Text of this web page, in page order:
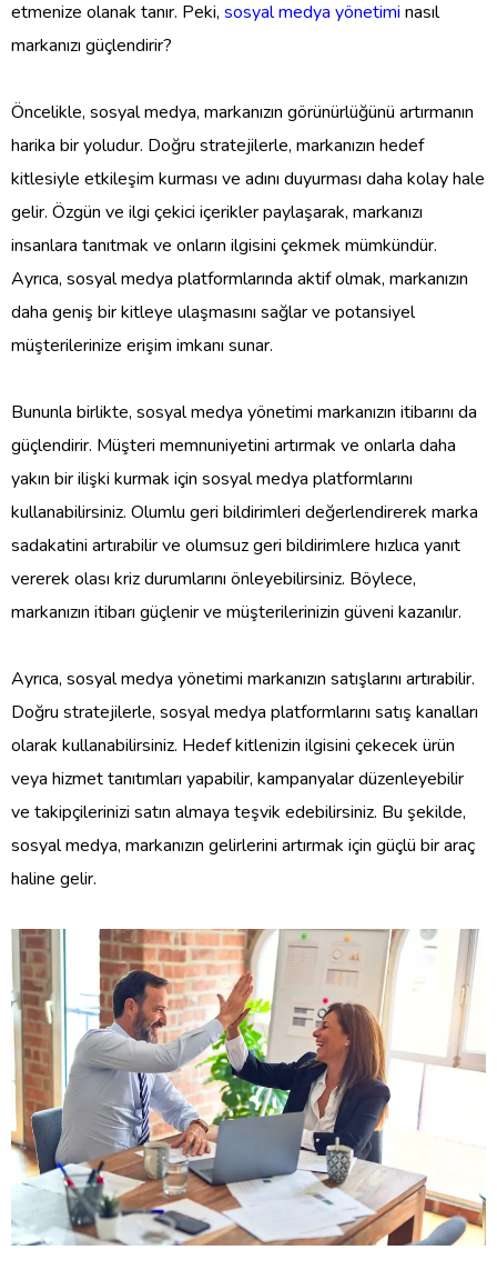
etmenize olanak tanır. Peki, sosyal medya yönetimi nasıl
markanızı güçlendirir?
Öncelikle, sosyal medya, markanızın görünürlüğünü artırmanın
harika bir yoludur. Doğru stratejilerle, markanızın hedef
kitlesiyle etkileşim kurması ve adını duyurması daha kolay hale
gelir. Özgün ve ilgi çekici içerikler paylaşarak, markanızı
insanlara tanıtmak ve onların ilgisini çekmek mümkündür.
Ayrıca, sosyal medya platformlarında aktif olmak, markanızın
daha geniş bir kitleye ulaşmasını sağlar ve potansiyel
müşterilerinize erişim imkanı sunar.
Bununla birlikte, sosyal medya yönetimi markanızın itibarını da
güçlendirir. Müşteri memnuniyetini artırmak ve onlarla daha
yakın bir ilişki kurmak için sosyal medya platformlarını
kullanabilirsiniz. Olumlu geri bildirimleri değerlendirerek marka
sadakatini artırabilir ve olumsuz geri bildirimlere hızlıca yanıt
vererek olası kriz durumlarını önleyebilirsiniz. Böylece,
markanızın itibarı güçlenir ve müşterilerinizin güveni kazanılır.
Ayrıca, sosyal medya yönetimi markanızın satışlarını artırabilir.
Doğru stratejilerle, sosyal medya platformlarını satış kanalları
olarak kullanabilirsiniz. Hedef kitlenizin ilgisini çekecek ürün
veya hizmet tanıtımları yapabilir, kampanyalar düzenleyebilir
ve takipçilerinizi satın almaya teşvik edebilirsiniz. Bu şekilde,
sosyal medya, markanızın gelirlerini artırmak için güçlü bir araç
haline gelir.